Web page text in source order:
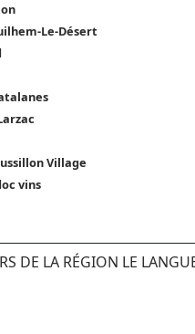
Le-Désert
Village
vins
DE LA RÉGION LE